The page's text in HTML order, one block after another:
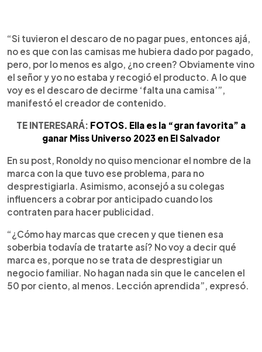
“Si tuvieron el descaro de no pagar pues, entonces ajá,
no es que con las camisas me hubiera dado por pagado,
pero, por lo menos es algo, ¿no creen? Obviamente vino
el señor y yo no estaba y recogió el producto. A lo que
voy es el descaro de decirme ‘falta una camisa’”,
manifestó el creador de contenido.
TE INTERESARÁ: FOTOS. Ella es la “gran favorita” a
ganar Miss Universo 2023 en El Salvador
En su post, Ronoldy no quiso mencionar el nombre de la
marca con la que tuvo ese problema, para no
desprestigiarla. Asimismo, aconsejó a su colegas
influencers a cobrar por anticipado cuando los
contraten para hacer publicidad.
“¿Cómo hay marcas que crecen y que tienen esa
soberbia todavía de tratarte así? No voy a decir qué
marca es, porque no se trata de desprestigiar un
negocio familiar. No hagan nada sin que le cancelen el
50 por ciento, al menos. Lección aprendida”, expresó.